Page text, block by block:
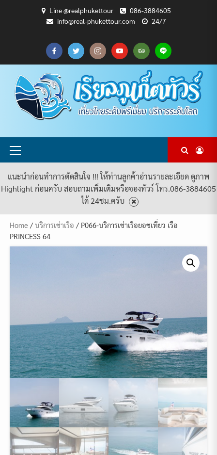
Line @realphukettour
086-3884605
info@real-phukettour.com
24/7
CART
CHECKOUT
MY
ACCOUNT
SAMPLE
PAGE
ทัวร์
ทั้งหมด
บทความ
ท่อง
เที่ยว
ยินดี
ต้อนรับ
สู่
PHUKET
TOUR
เกี่ยว
กับ
เรา
แพ็คเกจ
ทัวร์
ทั้งหมด
Primary
แนะนำก่อนทำการตัดสินใจ !!! ให้ท่านลูกค้าอ่านรายละเอียด ดูภาพ
Highlight ก่อนครับ สอบถามเพิ่มเติมหรือจองทัวร์ โทร.086-3884605
ได้ 24ชม.ครับ
Home /บริการเช่าเรือ / P066-บริการเช่าเรือยอชเที่ยว เรือ
PRINCESS 64